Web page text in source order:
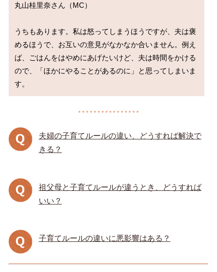
丸山桂里奈さん（MC）
うちもあります。私は怒ってしまうほうですが、夫は褒
めるほうで、お互いの意見がなかなか合いません。例え
ば、ごはんをはやめにあげたいけど、夫は時間をかける
ので、「ほかにやることがあるのに」と思ってしまいま
夫婦の子育てルールの違い、どうすれば解決で
きる？
祖父母と子育てルールが違うとき、どうすれば
いい？
子育てルールの違いに悪影響はある？